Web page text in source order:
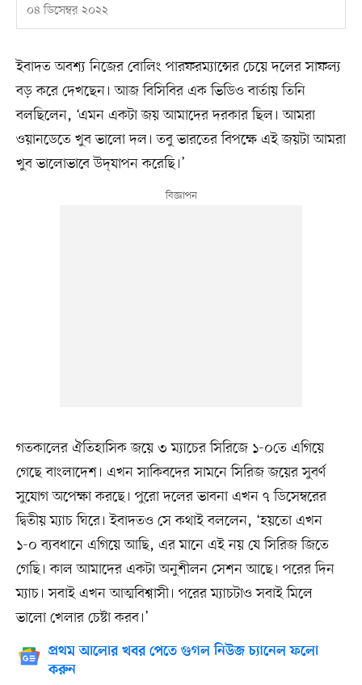
০৪ ডিসেম্বর ২০২২
ইবাদত অবশ্য নিজের বোলিং পারফরম্যান্সের চেয়ে দলের সাফল্য
বড় করে দেখছেন। আজ বিসিবির এক ভিডিও বার্তায় তিনি
বলছিলেন, ‘এমন একটা জয় আমাদের দরকার ছিল। আমরা
ওয়ানডেতে খুব ভালো দল। তবু ভারতের বিপক্ষে এই জয়টা আমরা
খুব ভালোভাবে উদ্‌যাপন করেছি।’
গতকালের ঐতিহাসিক জয়ে ৩ ম্যাচের সিরিজে ১-০তে এগিয়ে
গেছে বাংলাদেশ। এখন সাকিবদের সামনে সিরিজ জয়ের সুবর্ণ
সুযোগ অপেক্ষা করছে। পুরো দলের ভাবনা এখন ৭ ডিসেম্বরের
দ্বিতীয় ম্যাচ ঘিরে। ইবাদতও সে কথাই বললেন, ‘হয়তো এখন
১-০ ব্যবধানে এগিয়ে আছি, এর মানে এই নয় যে সিরিজ জিতে
গেছি। কাল আমাদের একটা অনুশীলন সেশন আছে। পরের দিন
ম্যাচ। সবাই এখন আত্মবিশ্বাসী। পরের ম্যাচটাও সবাই মিলে
ভালো খেলার চেষ্টা করব।’
প্রথম আলোর খবর পেতে গুগল নিউজ চ্যানেল ফলো
করুন